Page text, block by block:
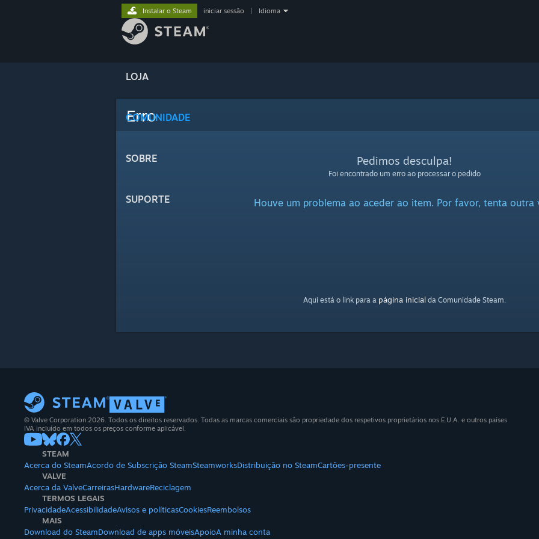
LOJA
COMUNIDADE
SOBRE
SUPORTE
Instalar o Steam iniciar sessão Idioma
Erro
Pedimos desculpa!
Foi encontrado um erro ao processar o pedido
Houve um problema ao aceder ao item. Por favor, tenta outra
Aqui está o link para a página inicial da Comunidade Steam.
© Valve Corporation 2026. Todos os direitos reservados. Todas as marcas comerciais são propriedade dos respetivos proprietários nos E.U.A. e outros países.
IVA incluído em todos os preços conforme aplicável.
STEAM
Acerca do SteamAcordo de Subscrição SteamSteamworksDistribuição no SteamCartões-presente
VALVE
Acerca da ValveCarreirasHardwareReciclagem
TERMOS LEGAIS
PrivacidadeAcessibilidadeAvisos e políticasCookiesReembolsos
MAIS
Download do SteamDownload de apps móveisApoioA minha conta